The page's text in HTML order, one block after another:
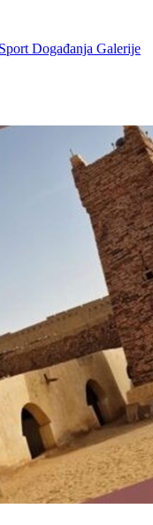
Sport Događanja Galerije